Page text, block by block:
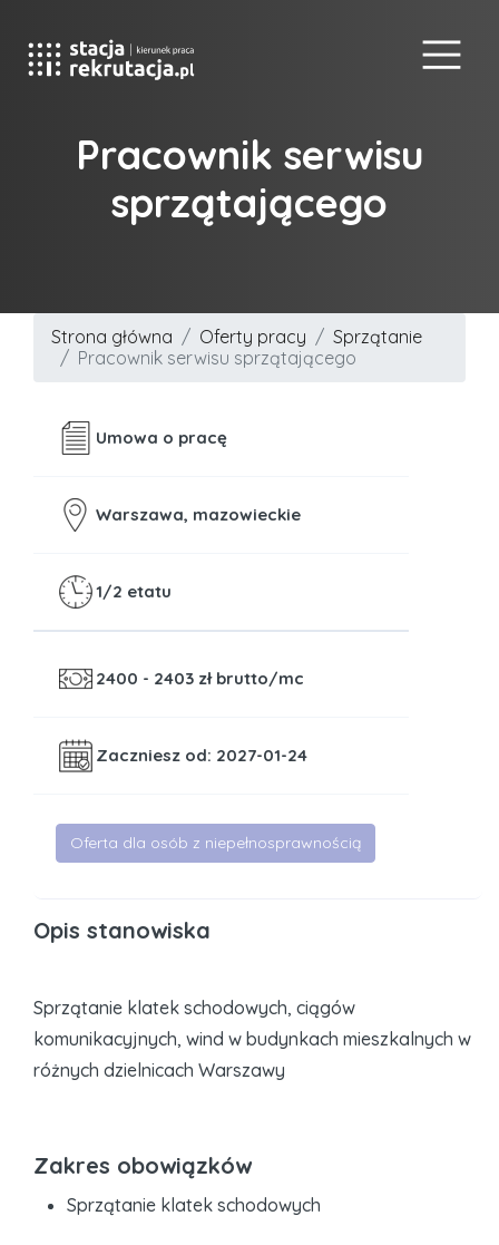
Pracownik serwisu
sprzątającego
Strona główna Oferty pracy
Sprzątanie
Pracownik serwisu sprzątającego
Umowa o pracę
Warszawa, mazowieckie
1/2 etatu
2400 - 2403 zł brutto/mc
Zaczniesz od: 2027-01-24
Oferta dla osób z niepełnosprawnością
Opis stanowiska
Sprzątanie klatek schodowych, ciągów
komunikacyjnych, wind w budynkach mieszkalnych w
różnych dzielnicach Warszawy
Zakres obowiązków
Sprzątanie klatek schodowych